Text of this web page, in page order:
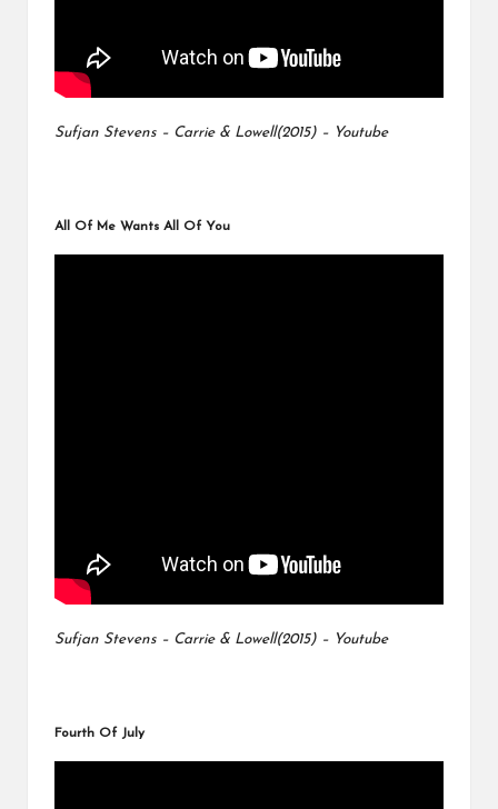
Sufjan Stevens – Carrie & Lowell(2015) – Youtube
All Of Me Wants All Of You
Sufjan Stevens – Carrie & Lowell(2015) – Youtube
Fourth Of July